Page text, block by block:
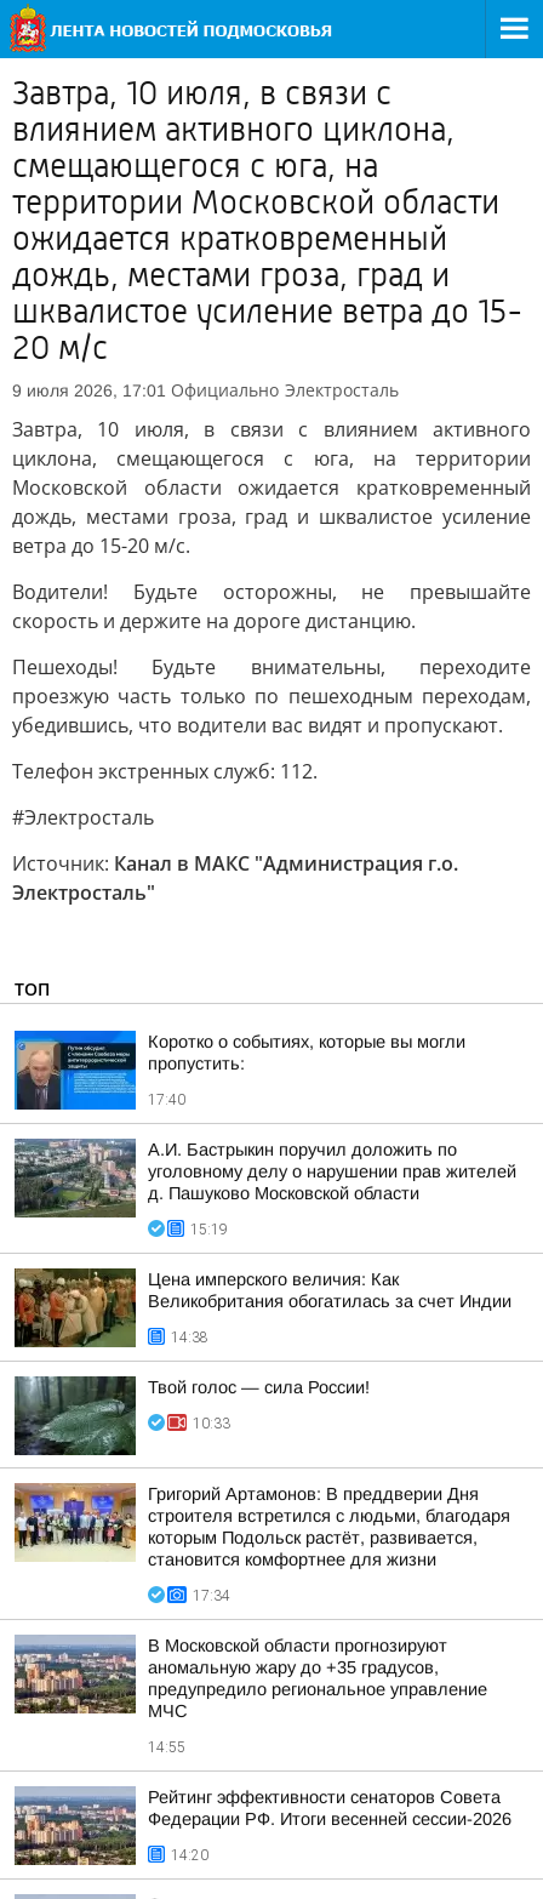
Завтра, 10 июля, в связи с
влиянием активного циклона,
смещающегося с юга, на
территории Московской области
ожидается кратковременный
дождь, местами гроза, град и
шквалистое усиление ветра до 15-
20 м/с
9 июля 2026, 17:01 Официально Электросталь
Завтра, 10 июля, в связи с влиянием активного
циклона, смещающегося с юга, на территории
Московской области ожидается кратковременный
дождь, местами гроза, град и шквалистое усиление
ветра до 15-20 м/с.
Водители! Будьте осторожны, не превышайте
скорость и держите на дороге дистанцию.
Пешеходы! Будьте внимательны, переходите
проезжую часть только по пешеходным переходам,
убедившись, что водители вас видят и пропускают.
Телефон экстренных служб: 112.
#Электросталь
Источник: Канал в МАКС "Администрация г.о.
Электросталь"
ТОП
Коротко о событиях, которые вы могли
пропустить:
17:40
А.И. Бастрыкин поручил доложить по
уголовному делу о нарушении прав жителей
д. Пашуково Московской области
15:19
Цена имперского величия: Как
Великобритания обогатилась за счет Индии
14:38
Твой голос — сила России!
10:33
Григорий Артамонов: В преддверии Дня
строителя встретился с людьми, благодаря
которым Подольск растёт, развивается,
становится комфортнее для жизни
17:34
В Московской области прогнозируют
аномальную жару до +35 градусов,
предупредило региональное управление
МЧС
14:55
Рейтинг эффективности сенаторов Совета
Федерации РФ. Итоги весенней сессии-2026
14:20